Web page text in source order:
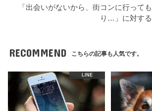
「出会いがないから、街コンに行って
り…」に対する
RECOMMEND こちらの記事も人気です。
LINE